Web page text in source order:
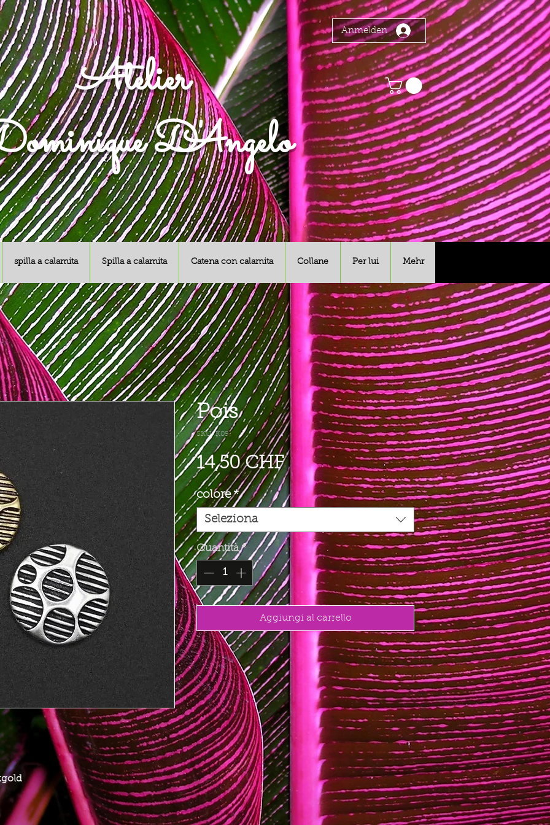
Anmelden
Atelier
D'Angelo
spilla a calamita Spilla a calamita Catena con calamita Collane Per lui Mehr
Pois
SKU: K09
14,50 CHFPrezzo
colore *
Seleziona
Quantità *
Aggiungi al carrello